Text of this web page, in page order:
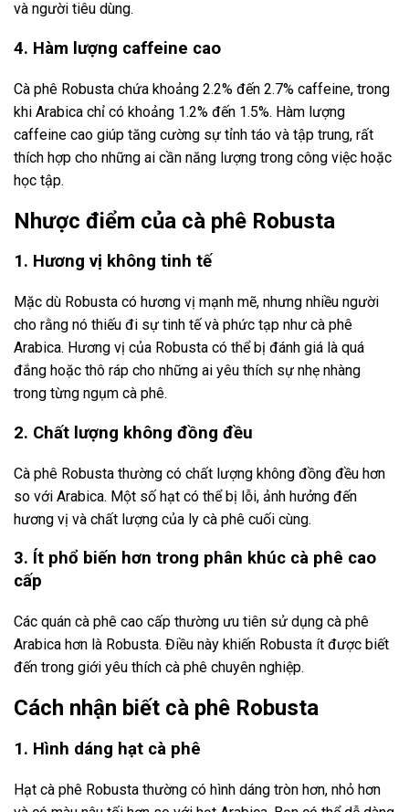
và người tiêu dùng.
4. Hàm lượng caffeine cao
Cà phê Robusta chứa khoảng 2.2% đến 2.7% caffeine, trong
khi Arabica chỉ có khoảng 1.2% đến 1.5%. Hàm lượng
caffeine cao giúp tăng cường sự tỉnh táo và tập trung, rất
thích hợp cho những ai cần năng lượng trong công việc hoặc
học tập.
Nhược điểm của cà phê Robusta
1. Hương vị không tinh tế
Mặc dù Robusta có hương vị mạnh mẽ, nhưng nhiều người
cho rằng nó thiếu đi sự tinh tế và phức tạp như cà phê
Arabica. Hương vị của Robusta có thể bị đánh giá là quá
đắng hoặc thô ráp cho những ai yêu thích sự nhẹ nhàng
trong từng ngụm cà phê.
2. Chất lượng không đồng đều
Cà phê Robusta thường có chất lượng không đồng đều hơn
so với Arabica. Một số hạt có thể bị lỗi, ảnh hưởng đến
hương vị và chất lượng của ly cà phê cuối cùng.
3. Ít phổ biến hơn trong phân khúc cà phê cao
cấp
Các quán cà phê cao cấp thường ưu tiên sử dụng cà phê
Arabica hơn là Robusta. Điều này khiến Robusta ít được biết
đến trong giới yêu thích cà phê chuyên nghiệp.
Cách nhận biết cà phê Robusta
1. Hình dáng hạt cà phê
Hạt cà phê Robusta thường có hình dáng tròn hơn, nhỏ hơn